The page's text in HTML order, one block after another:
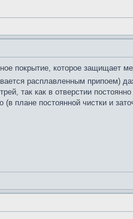
покрытие, которое защищает
расплавленным припоем)
так как в отверстии
плане постоянной чистки и